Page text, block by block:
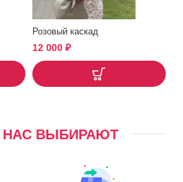
Розовый каскад
12 000 ₽
НАС ВЫБИРАЮТ